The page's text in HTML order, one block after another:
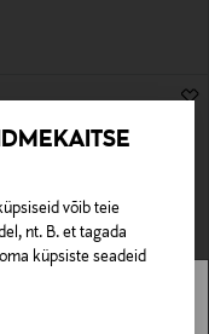
võib teie
nt. B. et tagada
küpsiste seadeid